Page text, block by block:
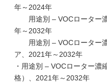
年～2024年
用途別 – VOCローター濃
年～2032年
用途別 – VOCローター濃
ア、2021年～2032年
・用途別 – VOCローター濃
格）、2021年～2032年